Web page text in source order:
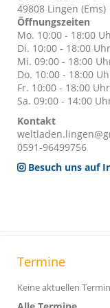
49808 Lingen (Ems)
Öffnungszeiten
Mo. 10:00 - 18:00
Di. 10:00 - 18:00 Uhr
Mi. 09:00 - 18:00
Do. 10:00 - 18:00
Fr. 10:00 - 18:00 Uhr
Sa. 09:00 - 14:00
Kontakt
0591-96499756
Besuch uns auf
Termine
Keine aktuellen